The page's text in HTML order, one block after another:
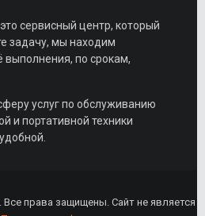
сервисный центр, который
задачу, мы находим
по срокам,
услуг по обслуживанию
и портативной техники
права защищены. Сайт не является